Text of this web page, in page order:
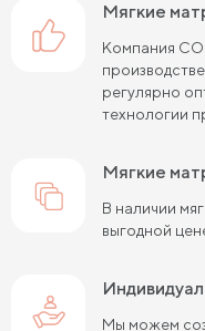
Матрасы средней
Пружинные матрасы
Жесткие матрасы
Жесткие матрасы
Матрасы средней
Жесткие пружинные
мягкие
Компания
регулярно
технологии
мягкие
В наличии
выгодной
Мы можем